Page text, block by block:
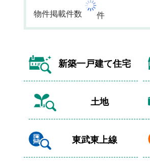
物件掲載件数 件
新築一戸建て住宅
土地
東武東上線